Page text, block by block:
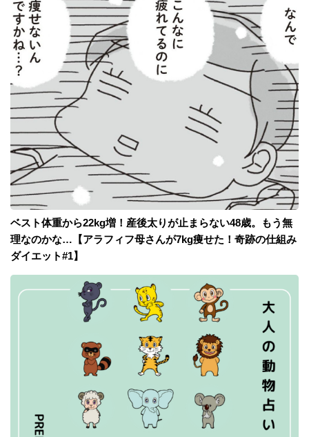
ベスト体重から22kg増！産後太りが止まらない48歳。もう無
理なのかな…【アラフィフ母さんが7kg痩せた！奇跡の仕組み
ダイエット#1】